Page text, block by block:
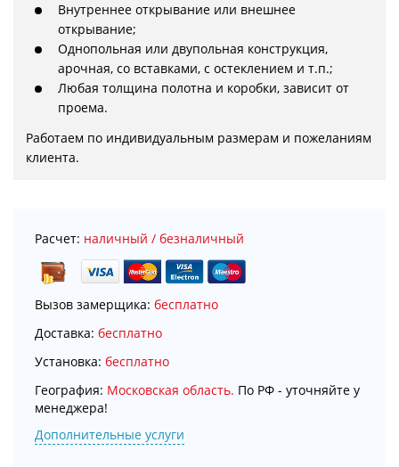
Внутреннее открывание или внешнее
открывание;
Однопольная или двупольная конструкция,
арочная, со вставками, с остеклением и т.п.;
Любая толщина полотна и коробки, зависит от
проема.
Работаем по индивидуальным размерам и пожеланиям
клиента.
Расчет: наличный / безналичный
Вызов замерщика: бесплатно
Доставка: бесплатно
Установка: бесплатно
География: Московская область. По РФ - уточняйте у
менеджера!
Дополнительные услуги